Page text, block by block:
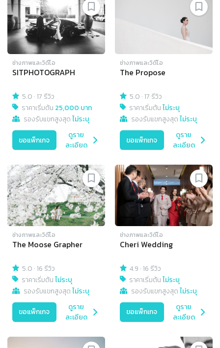
ช่างภาพและวิดีโอ
SITPHOTOGRAPH
5.0 ·17 รีวิว
ราคาเริ่มต้น 25,000 บาท
รองรับแขกสูงสุดไม่ระบุ
ขอแพ็กเกจ
ดูราย
ละเอียด
ช่างภาพและวิดีโอ
The Propose
5.0 ·17 รีวิว
ราคาเริ่มต้นไม่ระบุ
รองรับแขกสูงสุดไม่ระบุ
ขอแพ็กเกจ
ดูราย
ละเอียด
ช่างภาพและวิดีโอ
The Moose Grapher
5.0 ·16 รีวิว
ราคาเริ่มต้นไม่ระบุ
รองรับแขกสูงสุดไม่ระบุ
ขอแพ็กเกจ
ดูราย
ละเอียด
ช่างภาพและวิดีโอ
Cheri Wedding
4.9 ·16 รีวิว
ราคาเริ่มต้นไม่ระบุ
รองรับแขกสูงสุดไม่ระบุ
ขอแพ็กเกจ
ดูราย
ละเอียด